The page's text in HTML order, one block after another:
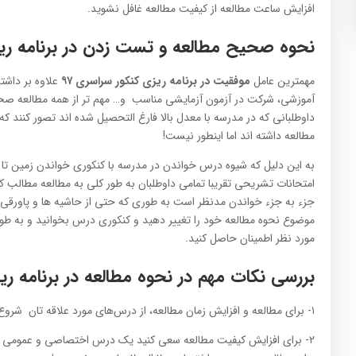
افزایش ساعت مطالعه از کیفیت مطالعه غافل نشوید.
نحوه صحیح مطالعه و تست زدن در برنامه
مهمترین عامل موفقیت در برنامه ریزی کنکور سراسری ۹۷
علاوه بر
آموزشی، شرکت در آزمون آزمایشی مناسب و… مهم تر از همه مطالعه
داوطلبانی که در مدرسه با معدل بالا فارغ التحصیل شده اند تصور
مطالعه داشته اند اما اینطور نیست!
به این دلیل که شیوه درس خواندن در مدرسه با کنکوری خواندن زمین
امتحانات تشریحی تقریبا تمامی داوطلبان به طور کلی به مطالعه
جزء به جزء خواندن مدنظر است به طوری که حتی از حاشیه ها و پاورقی
موضوع نحوه مطالعه خود را تغییر دهید و کنکوری درس بخوانید و به
مورد نظر اطمینان حاصل کنید.
بررسی نکات مهم در نحوه مطالعه در برنامه
۱- برای مطالعه و افزایش زمان مطالعه، از درس‌های مورد علاقه تان شروع کنید تا با انرژی بیشتری مطالعه را ادامه دهید.
۲- برای افزایش کیفیت مطالعه سعی کنید یک درس اختصاصی و عمومی